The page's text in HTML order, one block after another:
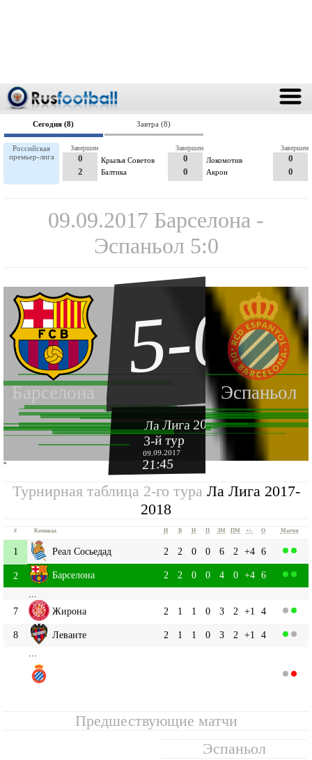
Сегодня (8) Завтра (8)
Российская
премьер-лига
Крылья Советов
0
2
Балтика
Завершен
Локомотив
0
0
Акрон
Завершен
0
0
Завершен
09.09.2017 Барселона -
Эспаньол 5:0
Барселона Эспаньол
5-0
Ла Лига 2017-2018
3-й тур
09.09.2017
21:45
''
Турнирная таблица 2-го тура Ла Лига 2017-
2018
# Команда И В Н П ЗМ ПМ +|- О Матчи
1 Реал Сосьедад 2 2 0 0 6 2 +4 6
2 Барселона 2 2 0 0 4 0 +4 6
7
Жирона 2 1 1 0 3 2 +1 4
8 Леванте 2 1 1 0 3 2 +1
4
Предшествующие матчи
Эспаньол